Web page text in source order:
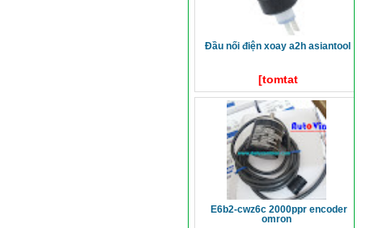
đầu nối điện xoay a2h asiantool
[tomtat
e6b2-cwz6c 2000ppr encoder
omron